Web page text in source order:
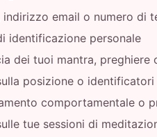
indirizzo email o numero di
identificazione personale
dei tuoi mantra, preghiere
posizione o
comportamentale o
tue sessioni di